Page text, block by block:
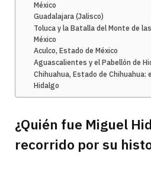
México
Guadalajara (Jalisco)
Toluca y la Batalla del Monte de
México
Aculco, Estado de México
Aguascalientes y el Pabellón de
Chihuahua, Estado de Chihuahua:
Hidalgo
¿Quién fue Miguel
recorrido por su